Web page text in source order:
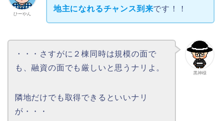
ひーやん
地主になれるチャンス到来です！！
黒神様
・・・さすがに２棟同時は規模の面で
も、融資の面でも厳しいと思うナリよ。
隣地だけでも取得できるといいナリ
が・・・